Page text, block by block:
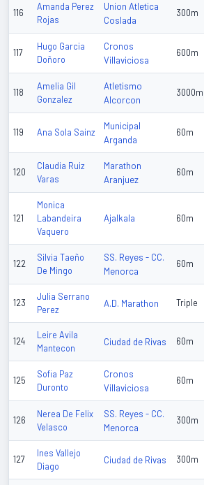
116
Amanda Perez
Rojas
Union Atletica
Coslada
300m
117
Hugo Garcia
Doñoro
Cronos
Villaviciosa
600m
118
Amelia Gil
Gonzalez
Atletismo
Alcorcon
3000m
119 Ana Sola Sainz
Municipal
Arganda
60m
120
Claudia Ruiz
Varas
Marathon
Aranjuez
60m
121
Monica
Labandeira
Vaquero
Ajalkala 60m
122
Silvia Taeño
De Mingo
SS. Reyes - CC.
Menorca
60m
123
Julia Serrano
Perez
A.D. Marathon Triple
124
Leire Avila
Mantecon
Ciudad de Rivas 60m
125
Sofia Paz
Duronto
Cronos
Villaviciosa
60m
126
Nerea De Felix
Velasco
SS. Reyes - CC.
Menorca
300m
127
Ines Vallejo
Diago
Ciudad de Rivas 300m